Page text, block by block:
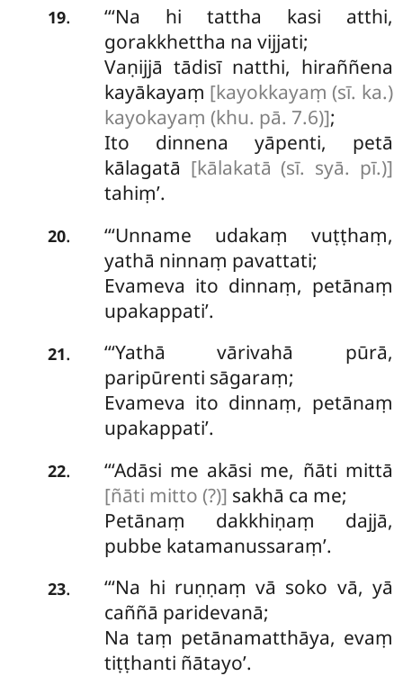
19.
‘‘‘Na hi tattha kasi atthi,
gorakkhettha na vijjati;
Vaṇijjā tādisī natthi, hiraññena
kayākayaṃ [kayokkayaṃ (sī. ka.)
kayokayaṃ (khu. pā. 7.6)];
Ito dinnena yāpenti, petā
kālagatā [kālakatā (sī. syā. pī.)]
tahiṃ’.
20. ‘‘‘Unname udakaṃ vuṭṭhaṃ,
yathā ninnaṃ pavattati;
Evameva ito dinnaṃ, petānaṃ
upakappati’.
21.
‘‘‘Yathā vārivahā pūrā,
paripūrenti sāgaraṃ;
Evameva ito dinnaṃ, petānaṃ
upakappati’.
22. ‘‘‘Adāsi me akāsi me, ñāti mittā
[ñāti mitto (?)] sakhā ca me;
Petānaṃ dakkhiṇaṃ dajjā,
pubbe katamanussaraṃ’.
23.
‘‘‘Na hi ruṇṇaṃ vā soko vā, yā
caññā paridevanā;
Na taṃ petānamatthāya, evaṃ
tiṭṭhanti ñātayo’.